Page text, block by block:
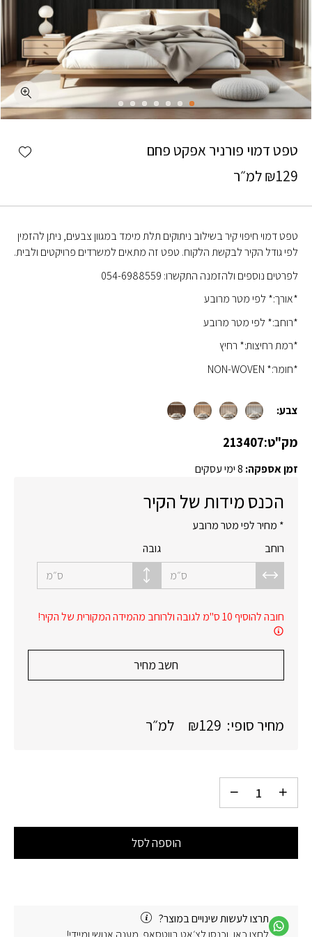
טפט דמוי פורניר אפקט פחם
₪129 למ״ר
טפט דמוי חיפוי קיר בשילוב ניתוקים תלת מימד במגוון צבעים, ניתן להזמין
לפי גודל הקיר לבקשת הלקוח. טפט זה מתאים למשרדים פרויקטים ולבית.
לפרטים נוספים ולהזמנה התקשרו: 054-6988559
*אורך:* לפי מטר מרובע
*רוחב:* לפי מטר מרובע
*רמת רחיצות:* רחיץ
*חומר:* NON-WOVEN
צבע:
מק"ט:213407
זמן אספקה: 8 ימי עסקים
הכנס מידות של הקיר
* מחיר לפי מטר מרובע
רוחב
ס״מ
גובה
ס״מ
חובה להוסיף 10 ס"מ לגובה ולרוחב מהמידה המקורית של הקיר!
חשב מחיר
מחיר סופי: ₪129 למ״ר
הוספה לסל
תרצו לעשות שינויים במוצר?